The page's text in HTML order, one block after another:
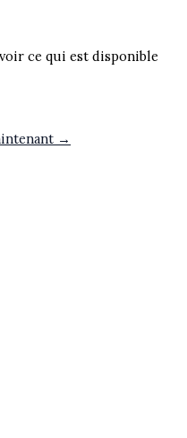
ce qui est disponible
→